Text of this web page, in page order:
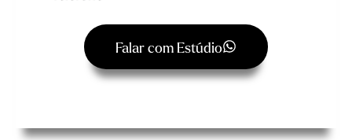
Falar com Estúdio